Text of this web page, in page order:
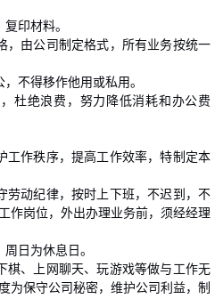
印材料。
由公司制定格式，所有业务按统一
不得移作他用或私用。
绝浪费，努力降低消耗和办公费
作秩序，提高工作效率，特制定本
动纪律，按时上下班，不迟到，不
作岗位，外出办理业务前，须经经理
日为休息日。
、上网聊天、玩游戏等做与工作无
为保守公司秘密，维护公司利益，制